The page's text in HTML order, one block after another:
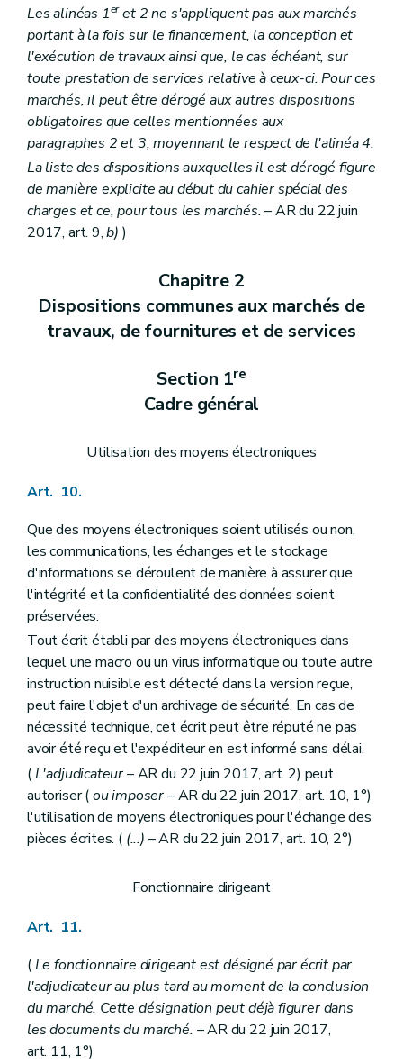
Les alinéas 1eret 2 ne s'appliquent pas aux marchés
portant à la fois sur le financement, la conception et
l'exécution de travaux ainsi que, le cas échéant, sur
toute prestation de services relative à ceux-ci. Pour ces
marchés, il peut être dérogé aux autres dispositions
obligatoires que celles mentionnées aux
paragraphes 2 et 3, moyennant le respect de l'alinéa 4.
La liste des dispositions auxquelles il est dérogé figure
de manière explicite au début du cahier spécial des
charges et ce, pour tous les marchés.– AR du 22 juin
2017, art. 9,b) )
Chapitre 2
Dispositions communes aux marchés de
travaux, de fournitures et de services
Section 1re
Cadre général
Utilisation des moyens électroniques
Art. 10.
Que des moyens électroniques soient utilisés ou non,
les communications, les échanges et le stockage
d'informations se déroulent de manière à assurer que
l'intégrité et la confidentialité des données soient
préservées.
Tout écrit établi par des moyens électroniques dans
lequel une macro ou un virus informatique ou toute autre
instruction nuisible est détecté dans la version reçue,
peut faire l'objet d'un archivage de sécurité. En cas de
nécessité technique, cet écrit peut être réputé ne pas
avoir été reçu et l'expéditeur en est informé sans délai.
(L'adjudicateur– AR du 22 juin 2017, art. 2) peut
autoriser (ou imposer– AR du 22 juin 2017, art. 10, 1°)
l'utilisation de moyens électroniques pour l'échange des
pièces écrites. ( (...) – AR du 22 juin 2017, art. 10, 2°)
Fonctionnaire dirigeant
Art. 11.
(Le fonctionnaire dirigeant est désigné par écrit par
l'adjudicateur au plus tard au moment de la conclusion
du marché. Cette désignation peut déjà figurer dans
les documents du marché. – AR du 22 juin 2017,
art. 11, 1°)